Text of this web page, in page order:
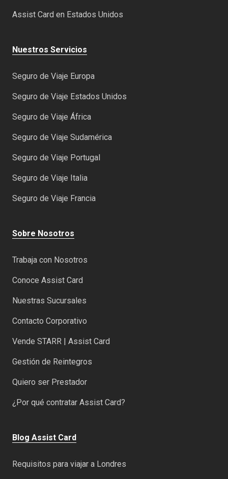
Assist Card en Estados Unidos
Nuestros Servicios
Seguro de Viaje Europa
Seguro de Viaje Estados Unidos
Seguro de Viaje África
Seguro de Viaje Sudamérica
Seguro de Viaje Portugal
Seguro de Viaje Italia
Seguro de Viaje Francia
Sobre Nosotros
Trabaja con Nosotros
Conoce Assist Card
Nuestras Sucursales
Contacto Corporativo
Vende STARR | Assist Card
Gestión de Reintegros
Quiero ser Prestador
¿Por qué contratar Assist Card?
Blog Assist Card
Requisitos para viajar a Londres